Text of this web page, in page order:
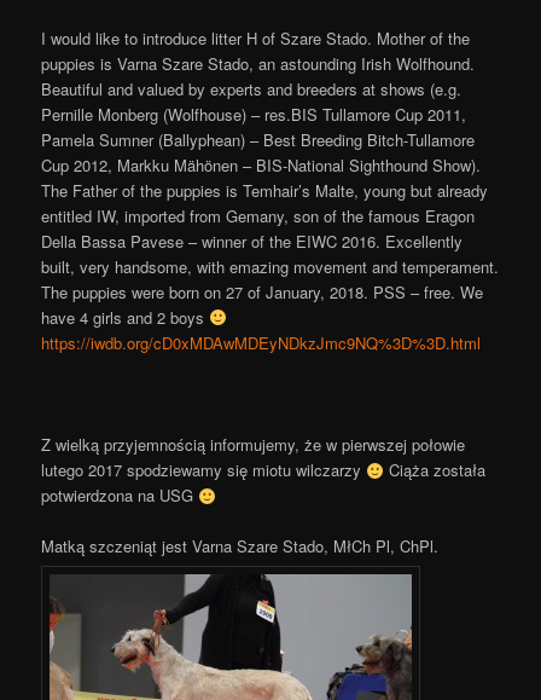
I would like to introduce litter H of Szare Stado. Mother of the
puppies is Varna Szare Stado, an astounding Irish Wolfhound.
Beautiful and valued by experts and breeders at shows (e.g.
Pernille Monberg (Wolfhouse) – res.BIS Tullamore Cup 2011,
Pamela Sumner (Ballyphean) – Best Breeding Bitch-Tullamore
Cup 2012, Markku Mähönen – BIS-National Sighthound Show).
The Father of the puppies is Temhair’s Malte, young but already
entitled IW, imported from Gemany, son of the famous Eragon
Della Bassa Pavese – winner of the EIWC 2016. Excellently
built, very handsome, with emazing movement and temperament.
The puppies were born on 27 of January, 2018. PSS – free. We
have 4 girls and 2 boys
https://iwdb.org/cD0xMDAwMDEyNDkzJmc9NQ%3D%3D.html
Z wielką przyjemnością informujemy, że w pierwszej połowie
lutego 2017 spodziewamy się miotu wilczarzy
Ciąża została
potwierdzona na USG
Matką szczeniąt jest Varna Szare Stado, MłCh Pl, ChPl.